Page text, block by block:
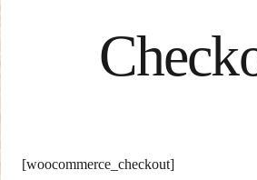
[woocommerce_checkout]